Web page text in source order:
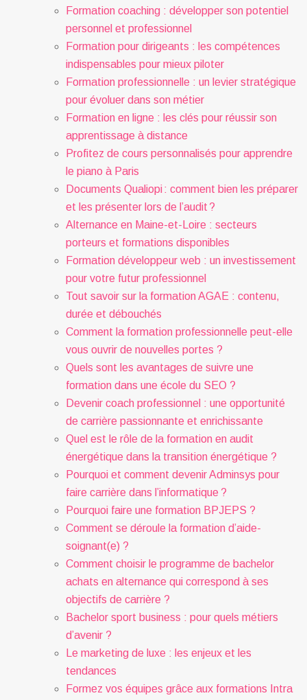
Formation coaching : développer son potentiel
personnel et professionnel
Formation pour dirigeants : les compétences
indispensables pour mieux piloter
Formation professionnelle : un levier stratégique
pour évoluer dans son métier
Formation en ligne : les clés pour réussir son
apprentissage à distance
Profitez de cours personnalisés pour apprendre
le piano à Paris
Documents Qualiopi : comment bien les préparer
et les présenter lors de l’audit ?
Alternance en Maine-et-Loire : secteurs
porteurs et formations disponibles
Formation développeur web : un investissement
pour votre futur professionnel
Tout savoir sur la formation AGAE : contenu,
durée et débouchés
Comment la formation professionnelle peut-elle
vous ouvrir de nouvelles portes ?
Quels sont les avantages de suivre une
formation dans une école du SEO ?
Devenir coach professionnel : une opportunité
de carrière passionnante et enrichissante
Quel est le rôle de la formation en audit
énergétique dans la transition énergétique ?
Pourquoi et comment devenir Adminsys pour
faire carrière dans l’informatique ?
Pourquoi faire une formation BPJEPS ?
Comment se déroule la formation d’aide-
soignant(e) ?
Comment choisir le programme de bachelor
achats en alternance qui correspond à ses
objectifs de carrière ?
Bachelor sport business : pour quels métiers
d’avenir ?
Le marketing de luxe : les enjeux et les
tendances
Formez vos équipes grâce aux formations Intra